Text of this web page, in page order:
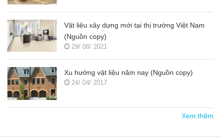
Vật liệu xây dựng mới tại thị trường Việt Nam
(Nguồn copy)
29/ 08/ 2021
Xu hướng vật liệu năm nay (Nguồn copy)
24/ 04/ 2017
Xem thêm